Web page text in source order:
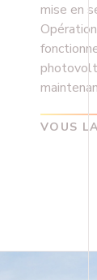
mise en
VOUS